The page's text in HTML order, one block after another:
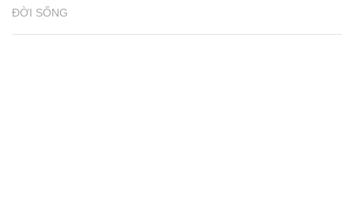
ĐỜI SỐNG